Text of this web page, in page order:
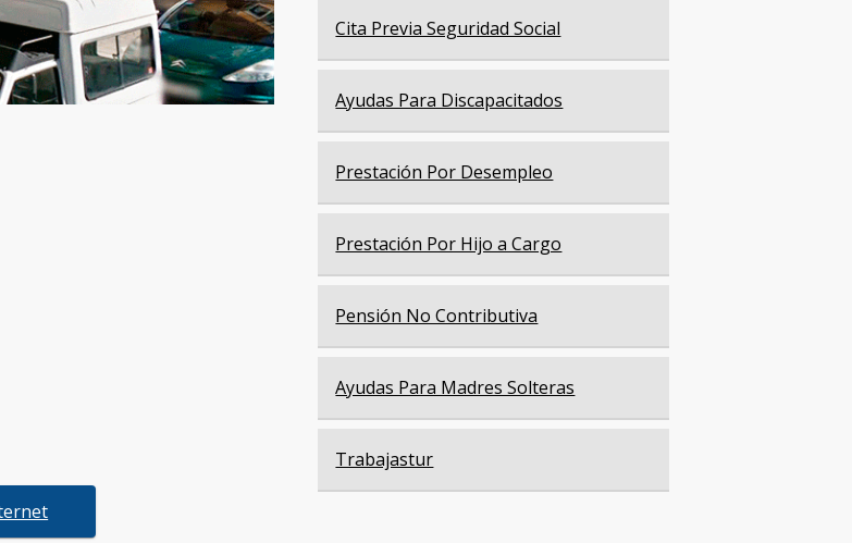
Cita Previa Seguridad Social
Ayudas Para Discapacitados
Prestación Por Desempleo
Prestación Por Hijo a Cargo
Pensión No Contributiva
Ayudas Para Madres Solteras
Trabajastur